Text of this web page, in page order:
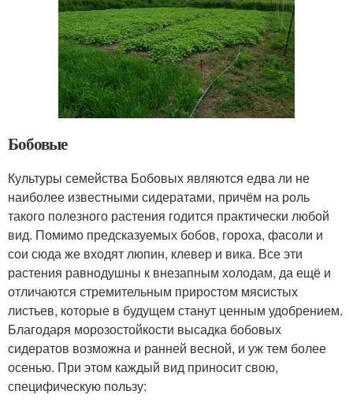
Бобовые
Культуры семейства Бобовых являются едва ли не
наиболее известными сидератами, причём на роль
такого полезного растения годится практически любой
вид. Помимо предсказуемых бобов, гороха, фасоли и
сои сюда же входят люпин, клевер и вика. Все эти
растения равнодушны к внезапным холодам, да ещё и
отличаются стремительным приростом мясистых
листьев, которые в будущем станут ценным удобрением.
Благодаря морозостойкости высадка бобовых
сидератов возможна и ранней весной, и уж тем более
осенью. При этом каждый вид приносит свою,
специфическую пользу: